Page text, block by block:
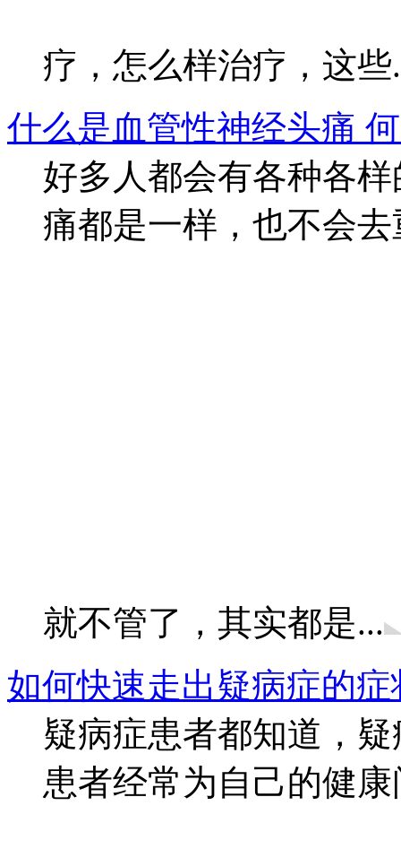
疗，怎么样治疗，这些
什么是血管性神经头痛
好多人都会有各种各
痛都是一样，也不会
就不管了，其实都是...
如何快速走出疑病症的症
疑病症患者都知道，
患者经常为自己的健